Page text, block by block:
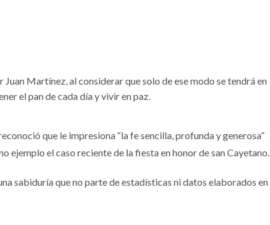
Martínez, al considerar que solo de ese modo se tendrá en
el pan de cada día y vivir en paz.
que le impresiona “la fe sencilla, profunda y generosa”
ejemplo el caso reciente de la fiesta en honor de san Cayetano.
sabiduría que no parte de estadísticas ni datos elaborados en